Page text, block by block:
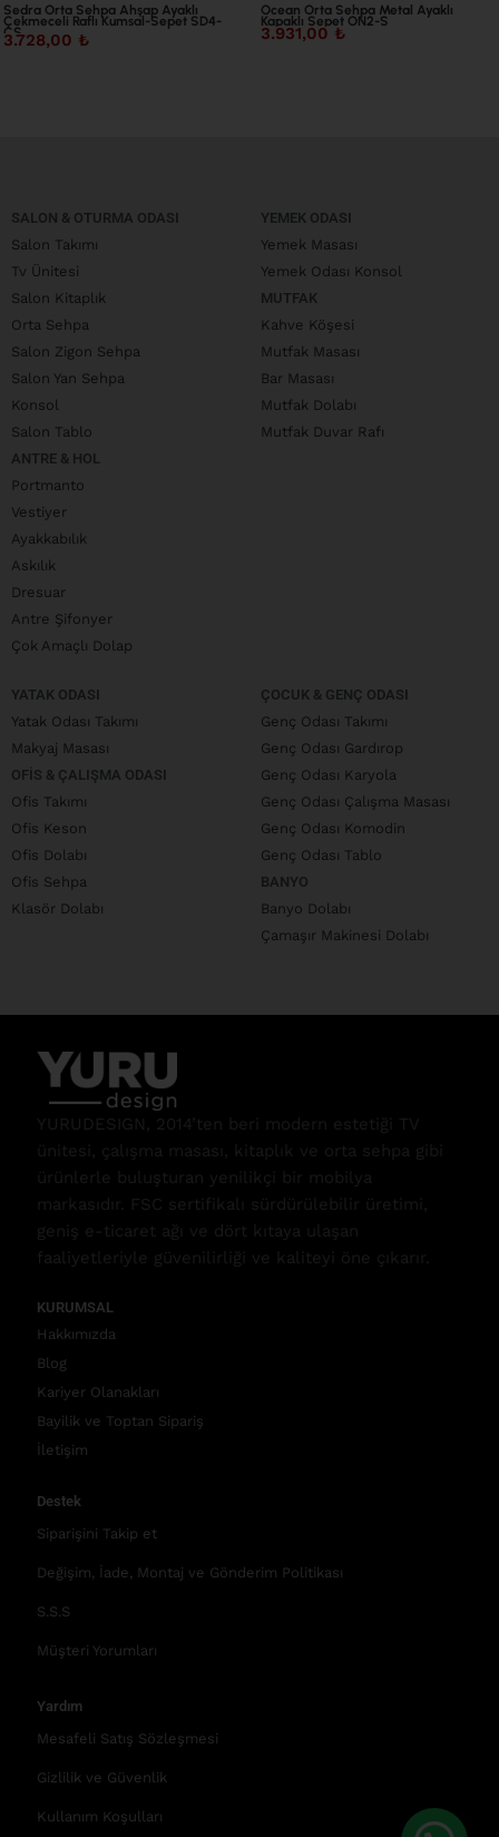
Sedra Orta Sehpa Ahşap Ayaklı
Çekmeceli Raflı Kumsal-Sepet SD4-
CS
3.728,00 ₺
Ocean Orta Sehpa Metal Ayaklı
Kapaklı Sepet ON2-S
3.931,00 ₺
SALON & OTURMA ODASI
Salon Takımı
Tv Ünitesi
Salon Kitaplık
Orta Sehpa
Salon Zigon Sehpa
Salon Yan Sehpa
Konsol
Salon Tablo
ANTRE & HOL
Portmanto
Vestiyer
Ayakkabılık
Askılık
Dresuar
Antre Şifonyer
Çok Amaçlı Dolap
YEMEK ODASI
Yemek Masası
Yemek Odası Konsol
MUTFAK
Kahve Köşesi
Mutfak Masası
Bar Masası
Mutfak Dolabı
Mutfak Duvar Rafı
YATAK ODASI
Yatak Odası Takımı
Makyaj Masası
OFIS & ÇALIŞMA ODASI
Ofis Takımı
Ofis Keson
Ofis Dolabı
Ofis Sehpa
Klasör Dolabı
ÇOCUK & GENÇ ODASI
Genç Odası Takımı
Genç Odası Gardırop
Genç Odası Karyola
Genç Odası Çalışma Masası
Genç Odası Komodin
Genç Odası Tablo
BANYO
Banyo Dolabı
Çamaşır Makinesi Dolabı
YURUDESIGN, 2014’ten beri modern estetiği TV
ünitesi, çalışma masası, kitaplık ve orta sehpa gibi
ürünlerle buluşturan yenilikçi bir mobilya
markasıdır. FSC sertifikalı sürdürülebilir üretimi,
geniş e-ticaret ağı ve dört kıtaya ulaşan
faaliyetleriyle güvenilirliği ve kaliteyi öne çıkarır.
KURUMSAL
Hakkımızda
Blog
Kariyer Olanakları
Bayilik ve Toptan Sipariş
İletişim
Destek
Siparişini Takip et
Değişim, İade, Montaj ve Gönderim Politikası
S.S.S
Müşteri Yorumları
Yardım
Mesafeli Satış Sözleşmesi
Gizlilik ve Güvenlik
Kullanım Koşulları